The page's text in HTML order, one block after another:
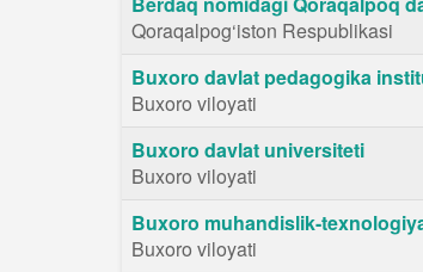
Qoraqalpog‘iston Respublikasi
Buxoro davlat pedagogika
Buxoro viloyati
Buxoro davlat universiteti
Buxoro viloyati
Buxoro muhandislik-
Buxoro viloyati